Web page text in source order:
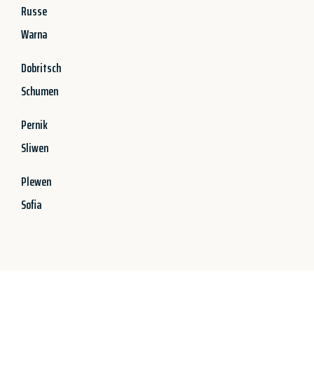
Russe
Warna
Dobritsch
Schumen
Pernik
Sliwen
Plewen
Sofia